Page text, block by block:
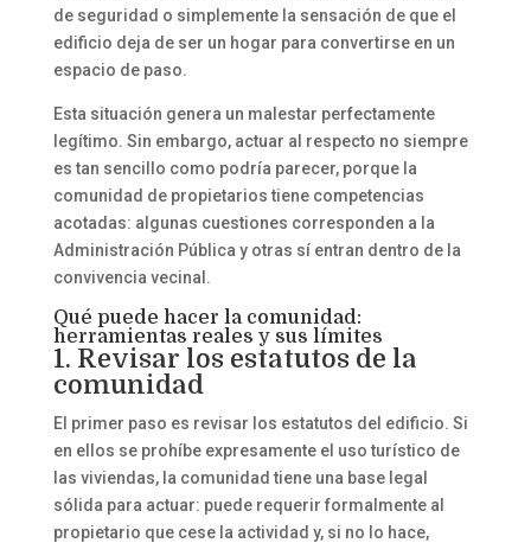
de seguridad o simplemente la sensación de que el
edificio deja de ser un hogar para convertirse en un
espacio de paso.
Esta situación genera un malestar perfectamente
legítimo. Sin embargo, actuar al respecto no siempre
es tan sencillo como podría parecer, porque la
comunidad de propietarios tiene competencias
acotadas: algunas cuestiones corresponden a la
Administración Pública y otras sí entran dentro de la
convivencia vecinal.
Qué puede hacer la comunidad:
herramientas reales y sus límites
1. Revisar los estatutos de la
comunidad
El primer paso es revisar los estatutos del edificio. Si
en ellos se prohíbe expresamente el uso turístico de
las viviendas, la comunidad tiene una base legal
sólida para actuar: puede requerir formalmente al
propietario que cese la actividad y, si no lo hace,